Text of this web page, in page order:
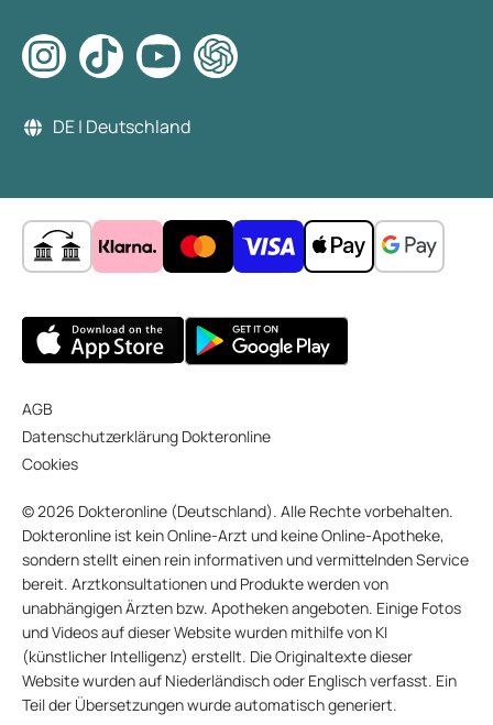
DE | Deutschland
AGB
Datenschutzerklärung Dokteronline
Cookies
© 2026 Dokteronline (Deutschland). Alle Rechte vorbehalten.
Dokteronline ist kein Online-Arzt und keine Online-Apotheke,
sondern stellt einen rein informativen und vermittelnden Service
bereit. Arztkonsultationen und Produkte werden von
unabhängigen Ärzten bzw. Apotheken angeboten. Einige Fotos
und Videos auf dieser Website wurden mithilfe von KI
(künstlicher Intelligenz) erstellt. Die Originaltexte dieser
Website wurden auf Niederländisch oder Englisch verfasst. Ein
Teil der Übersetzungen wurde automatisch generiert.